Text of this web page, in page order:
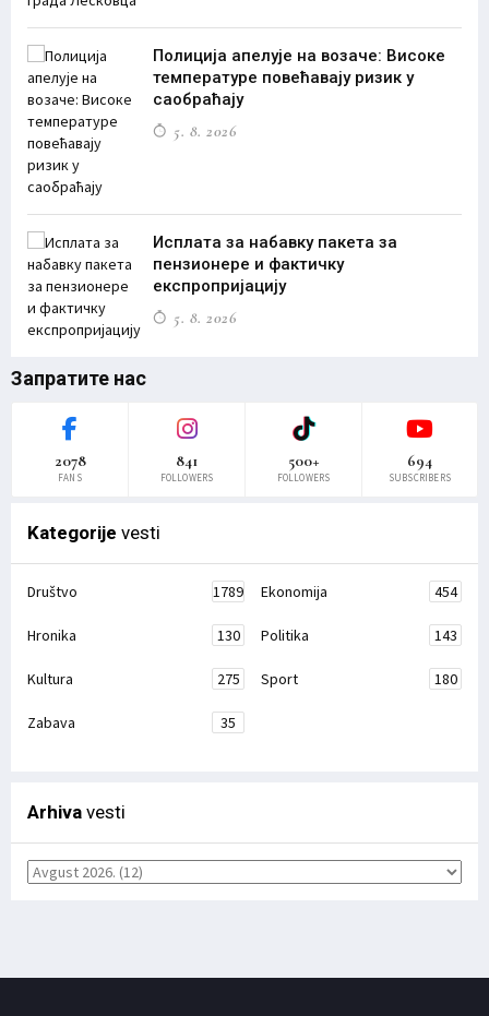
Полиција апелује на возаче: Високе
температуре повећавају ризик у
саобраћају
5. 8. 2026
Исплата за набавку пакета за
пензионере и фактичку
експропријацију
5. 8. 2026
Запратите нас
2078
FANS
841
FOLLOWERS
500+
FOLLOWERS
694
SUBSCRIBERS
Kategorije vesti
Društvo 1789 Ekonomija 454
Hronika 130 Politika 143
Kultura 275 Sport 180
Zabava 35
Arhiva vesti